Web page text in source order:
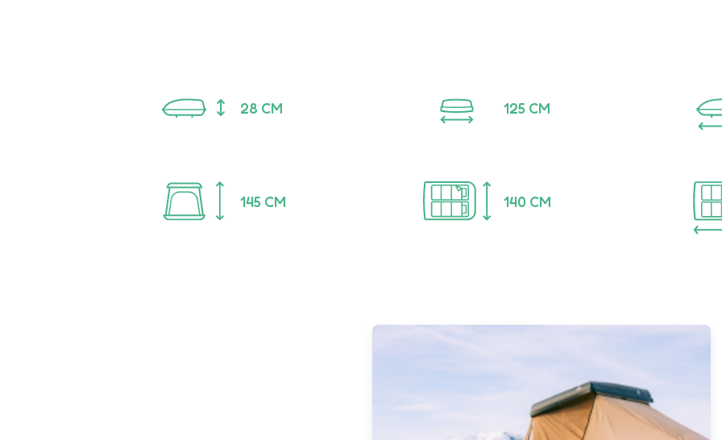
28 CM 125 CM
145 CM 140 CM